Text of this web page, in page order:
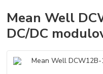
Mean Well
DC/DC